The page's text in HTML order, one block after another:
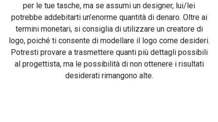
per le tue tasche, ma se assumi un designer, lui/lei
potrebbe addebitarti un’enorme quantità di denaro. Oltre ai
termini monetari, si consiglia di utilizzare un creatore di
logo, poiché ti consente di modellare il logo come desideri.
Potresti provare a trasmettere quanti più dettagli possibili
al progettista, ma le possibilità di non ottenere i risultati
desiderati rimangono alte.